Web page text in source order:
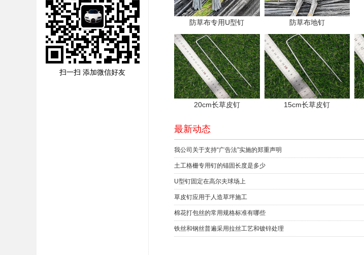
扫一扫 添加微信好友
防草布专用U型钉 防草布地钉
20cm长草皮钉 15cm长草皮钉
最新动态
我公司关于支持“广告法”实施的郑重声明
土工格栅专用钉的锚固长度是多少
U型钉固定在高尔夫球场上
草皮钉应用于人造草坪施工
棉花打包丝的常用规格标准有哪些
铁丝和钢丝普遍采用拉丝工艺和镀锌处理